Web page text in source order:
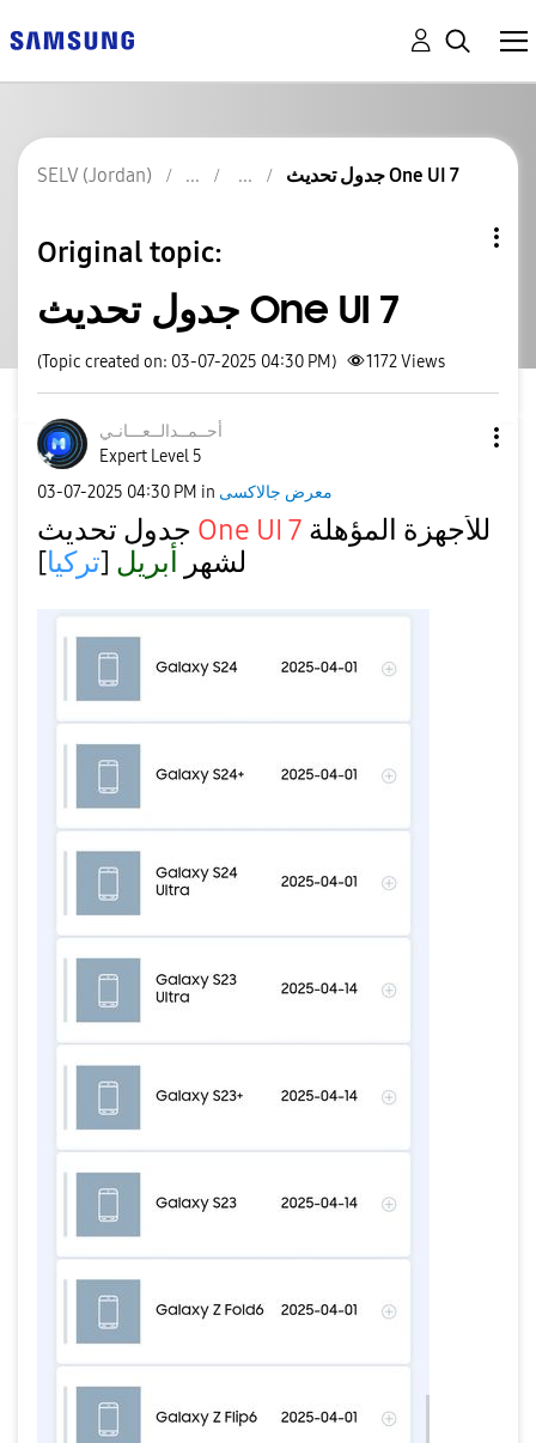
SELV (Jordan) جدول تحديث One UI 7
Original topic:
جدول تحديث One UI 7
(Topic created on: 03-07-2025 04:30 PM) 1172Views
أحــمــدالــعـــانـي
Expert Level 5
‎03-07-2025 04:30 PM in معرض جالاكسى
One UI 7
لشهر
أبريل [تركيا]